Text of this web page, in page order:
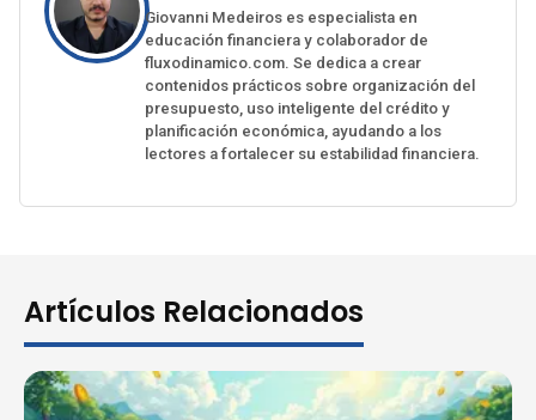
Giovanni Medeiros es especialista en
educación financiera y colaborador de
fluxodinamico.com. Se dedica a crear
contenidos prácticos sobre organización del
presupuesto, uso inteligente del crédito y
planificación económica, ayudando a los
lectores a fortalecer su estabilidad financiera.
Artículos Relacionados